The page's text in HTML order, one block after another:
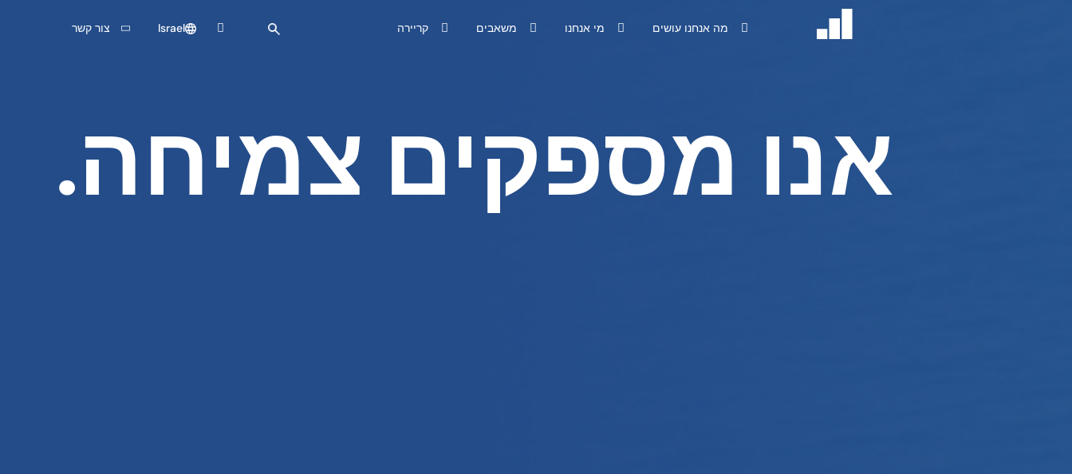
מה אנחנו עושים מי אנחנו משאבים קריירה Israel צור קשר
אנו מספקים צמיחה.